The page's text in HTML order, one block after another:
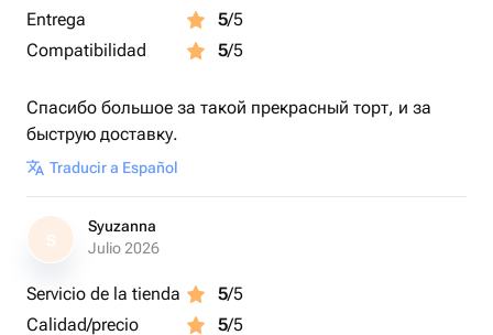
Entrega
5/5
Compatibilidad
5/5
Спасибо большое за такой прекрасный торт, и за
быструю доставку.
Traducir a Español
S
Syuzanna
Julio 2026
Servicio de la tienda 5/5
Calidad/precio
5/5